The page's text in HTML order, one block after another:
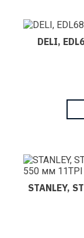
DELI,
STANLEY,